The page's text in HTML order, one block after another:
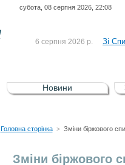
субота, 08 серпня 2026, 22:08
6 серпня 2026 р. Зі
5 серпня 2026 р.
Зі
UA4000232607)
4 серпня 2026 р.
До
Новини
Головна сторінка > Зміни біржового
Зміни біржового